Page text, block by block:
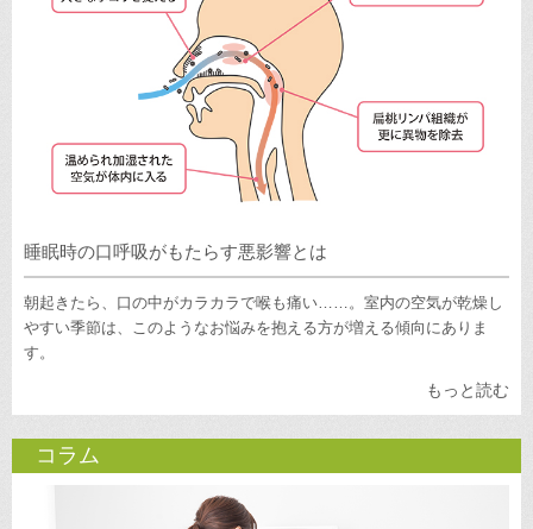
睡眠時の口呼吸がもたらす悪影響とは
朝起きたら、口の中がカラカラで喉も痛い……。室内の空気が乾燥し
やすい季節は、このようなお悩みを抱える方が増える傾向にありま
す。
もっと読む
コラム